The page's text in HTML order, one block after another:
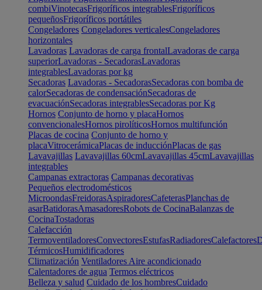
combiVinotecasFrigoríficos integrablesFrigoríficos
pequeñosFrigoríficos portátiles
Congeladores Congeladores verticalesCongeladores
horizontales
Lavadoras Lavadoras de carga frontalLavadoras de carga
superiorLavadoras - SecadorasLavadoras
integrablesLavadoras por kg
Secadoras Lavadoras - SecadorasSecadoras con bomba de
calorSecadoras de condensaciónSecadoras de
evacuaciónSecadoras integrablesSecadoras por Kg
Hornos Conjunto de horno y placaHornos
convencionalesHornos pirolíticosHornos multifunción
Placas de cocina Conjunto de horno y
placaVitrocerámicaPlacas de inducciónPlacas de gas
Lavavajillas Lavavajillas 60cmLavavajillas 45cmLavavajillas
integrables
Campanas extractoras Campanas decorativas
Pequeños electrodomésticos
MicroondasFreidorasAspiradoresCafeterasPlanchas de
asarBatidorasAmasadoresRobots de CocinaBalanzas de
CocinaTostadoras
Calefacción
TermoventiladoresConvectoresEstufasRadiadoresCalefactores
TérmicosHumidificadores
Climatización Ventiladores Aire acondicionado
Calentadores de agua Termos eléctricos
Belleza y salud Cuidado de los hombresCuidado